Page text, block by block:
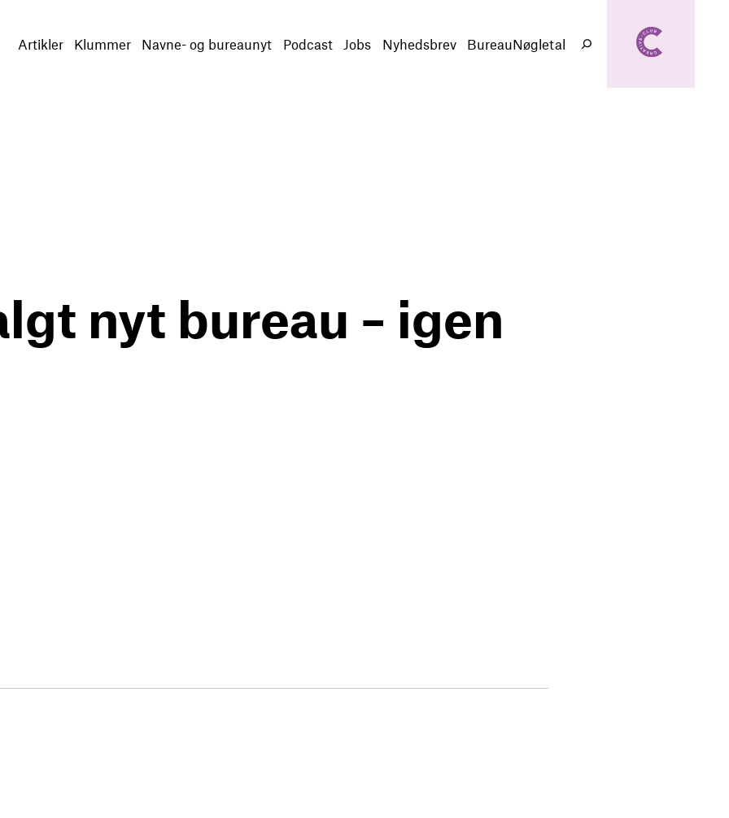
Artikler Klummer Navne- og bureaunyt Podcast Jobs Nyhedsbrev BureauNøgletal
Søg
nyt bureau – igen